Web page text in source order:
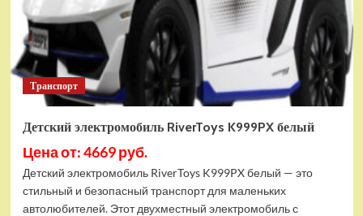
Атака
Транспорт
Детский электромобиль RiverToys K999PX белый
Цена от: 4669 руб.
Детский электромобиль RiverToys K999PX белый — это
стильный и безопасный транспорт для маленьких
автолюбителей. Этот двухместный электромобиль с